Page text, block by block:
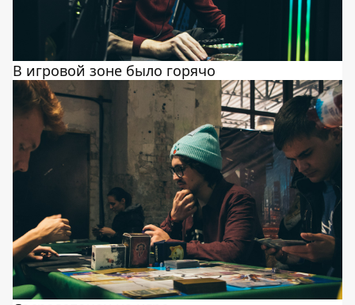
В игровой зоне было горячо